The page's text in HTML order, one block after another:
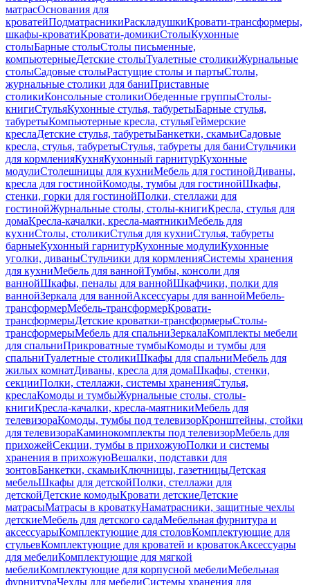
матрасОснования для
кроватейПодматрасникиРаскладушкиКровати-трансформеры,
шкафы-кроватиКровати-домикиСтолыКухонные
столыБарные столыСтолы письменные,
компьютерныеДетские столыТуалетные столикиЖурнальные
столыСадовые столыРастущие столы и партыСтолы,
журнальные столики для баниПриставные
столикиКонсольные столикиОбеденные группыСтолы-
книгиСтульяКухонные стулья, табуретыБарные стулья,
табуретыКомпьютерные кресла, стульяГеймерские
креслаДетские стулья, табуретыБанкетки, скамьиСадовые
кресла, стулья, табуретыСтулья, табуреты для баниСтульчики
для кормленияКухняКухонный гарнитурКухонные
модулиСтолешницы для кухниМебель для гостинойДиваны,
кресла для гостинойКомоды, тумбы для гостинойШкафы,
стенки, горки для гостинойПолки, стеллажи для
гостинойЖурнальные столы, столы-книгиКресла, стулья для
домаКресла-качалки, кресла-маятникиМебель для
кухниСтолы, столикиСтулья для кухниСтулья, табуреты
барныеКухонный гарнитурКухонные модулиКухонные
уголки, диваныСтульчики для кормленияСистемы хранения
для кухниМебель для ваннойТумбы, консоли для
ваннойШкафы, пеналы для ваннойШкафчики, полки для
ваннойЗеркала для ваннойАксессуары для ваннойМебель-
трансформерМебель-трансформерКровати-
трансформерыДетские кроватки-трансформерыСтолы-
трансформерыМебель для спальниЗеркалаКомплекты мебели
для спальниПрикроватные тумбыКомоды и тумбы для
спальниТуалетные столикиШкафы для спальниМебель для
жилых комнатДиваны, кресла для домаШкафы, стенки,
секцииПолки, стеллажи, системы храненияСтулья,
креслаКомоды и тумбыЖурнальные столы, столы-
книгиКресла-качалки, кресла-маятникиМебель для
телевизораКомоды, тумбы под телевизорКронштейны, стойки
для телевизораКаминокомплекты под телевизорМебель для
прихожейСекции, тумбы в прихожуюПолки и системы
хранения в прихожуюВешалки, подставки для
зонтовБанкетки, скамьиКлючницы, газетницыДетская
мебельШкафы для детскойПолки, стеллажи для
детскойДетские комодыКровати детскиеДетские
матрасыМатрасы в кроваткуНаматрасники, защитные чехлы
детскиеМебель для детского садаМебельная фурнитура и
аксессуарыКомплектующие для столовКомплектующие для
стульевКомплектующие для кроватей и кроватокАксессуары
для мебелиКомплектующие для мягкой
мебелиКомплектующие для корпусной мебелиМебельная
фурнитураЧехлы для мебелиСистемы хранения для